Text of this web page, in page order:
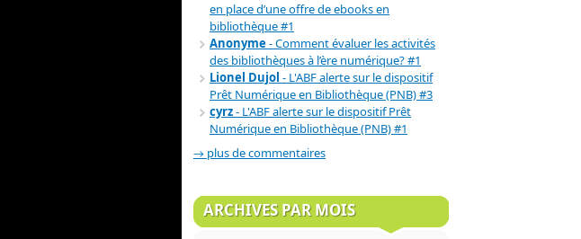
en place d’une offre de ebooks en
bibliothèque #1
Anonyme- Comment évaluer les activités
des bibliothèques à l’ère numérique? #1
Lionel Dujol - L'ABF alerte sur le dispositif
Prêt Numérique en Bibliothèque (PNB) #3
cyrz- L'ABF alerte sur le dispositif Prêt
Numérique en Bibliothèque (PNB) #1
→ plus de commentaires
ARCHIVES PAR MOIS